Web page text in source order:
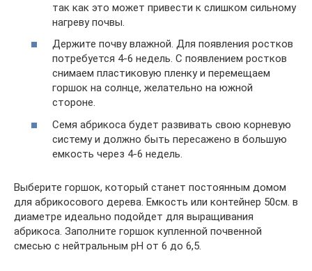
так как это может привести к слишком сильному
нагреву почвы.
Держите почву влажной. Для появления ростков
потребуется 4-6 недель. С появлением ростков
снимаем пластиковую пленку и перемещаем
горшок на солнце, желательно на южной
стороне.
Семя абрикоса будет развивать свою корневую
систему и должно быть пересажено в большую
емкость через 4-6 недель.
Выберите горшок, который станет постоянным домом
для абрикосового дерева. Емкость или контейнер 50см. в
диаметре идеально подойдет для выращивания
абрикоса. Заполните горшок купленной почвенной
смесью с нейтральным pH от 6 до 6,5.